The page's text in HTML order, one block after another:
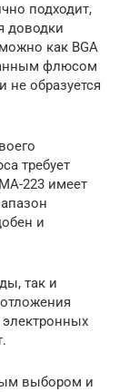
подходит,
доводки
как BGA
флюсом
не образуется
требует
223 имеет
и
так и
выбором и